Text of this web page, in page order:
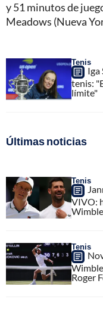
y 51 minutos de
Meadows (Nueva
Tenis
Iga
tenis:
límite"
Últimas noticias
Tenis
VIVO:
Tenis
Roger